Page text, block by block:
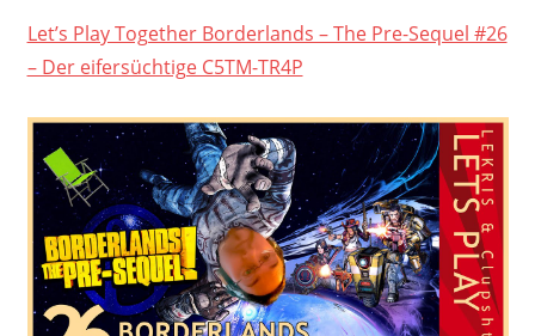
Let’s Play Together Borderlands – The Pre-Sequel #26
– Der eifersüchtige C5TM-TR4P